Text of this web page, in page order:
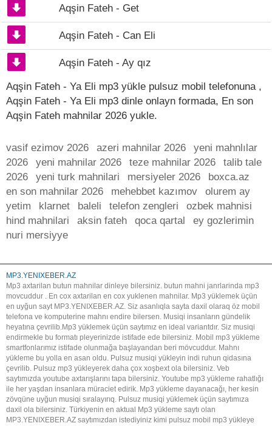
Aqşin Fateh - Get
Aqşin Fateh - Can Eli
Aqşin Fateh - Ay qız
Aqşin Fateh - Ya Eli mp3 yükle pulsuz mobil telefonuna ,
Aqşin Fateh - Ya Eli mp3 dinle onlayn formada, En son
Aqşin Fateh mahnilar 2026 yukle.
vasif ezimov 2026 azeri mahnilar 2026
yeni mahnlılar
2026
yeni mahnilar 2026 teze mahnilar 2026
talib tale
2026
yeni turk mahnilari mersiyeler 2026
boxca.az
en son mahnilar 2026
mehebbet kazımov
olurem ay
yetim
klarnet baleli telefon zengleri
ozbek mahnisi
hind mahnilari
aksin fateh qoca qartal
ey gozlerimin
nuri mersiyye
MP3.YENIXEBER.AZ
Mp3 axtarilan butun mahnilar dinleye bilersiniz. butun mahni janrlarinda mp3
movcuddur . En cox axtarilan en cox yuklenen mahnilar. Mp3 yüklemek üçün
en uyğun sayt MP3.YENIXEBER.AZ. Siz asanlıqla sayta daxil olaraq öz mobil
telefona ve komputerine mahnı endire bilersen. Musiqi insanların gündelik
heyatına çevrilib.Mp3 yüklemek üçün saytımız en ideal variantdır. Siz musiqi
endirmekle bu formatı pleyerinizde istifade ede bilersiniz. Mobil mp3 yükleme
smartfonlarımız istifade olunmağa başlayandan beri mövcuddur. Mahnı
yükleme bu yolla en asan oldu. Pulsuz musiqi yükleyin indi ruhun qidasına
çevrilib. Pulsuz mp3 yükleyerek daha çox xoşbext ola bilersiniz. Veb
saytımızda youtube axtarışlarını tapa bilersiniz. Youtube mp3 yükleme rahatlığı
ile her yaşdan insanlara müraciet edirik. Mp3 yükleme dayanacağı, her kesin
zövqüne uyğun musiqi sıralayırıq. Pulsuz musiqi yüklemek üçün saytımıza
daxil ola bilersiniz. Türkiyenin en aktual Mp3 yükleme saytı olan
MP3.YENIXEBER.AZ saytımızdan istediyiniz kimi pulsuz mobil mp3 yükleye